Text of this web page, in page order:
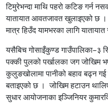
टिमुरेभन्दा माथि पहरो कटिङ गर्न
यातायात आवतजावत खुलाइएको छ ।
मात्र हिउँद यामभरका लागि
यसैबिच गोसाइँकुण्ड गाउँपालिका–३
पक्की पुलको पर्खालका जग जोखिम
कुलुङखोलामा पानीको बहाव बढ्न
बताइएको छ । जोखिम हटाउन
सुधार आयोजनाका इञ्जिनियर